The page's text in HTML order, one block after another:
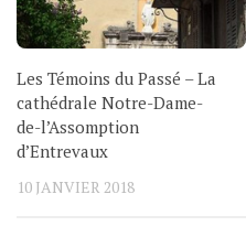
Les Témoins du Passé – La
cathédrale Notre-Dame-
de-l’Assomption
d’Entrevaux
10 JANVIER 2018